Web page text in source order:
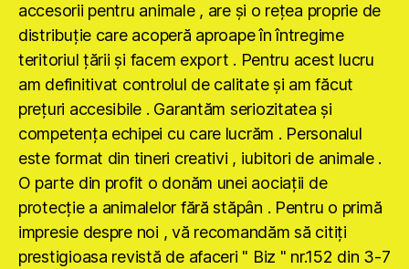
accesorii pentru animale , are şi o reţea proprie de
distribuţie care acoperă aproape în întregime
teritoriul ţării şi facem export . Pentru acest lucru
am definitivat controlul de calitate şi am făcut
preţuri accesibile . Garantăm seriozitatea şi
competenţa echipei cu care lucrăm . Personalul
este format din tineri creativi , iubitori de animale .
O parte din profit o donăm unei aociaţii de
protecţie a animalelor fără stăpân . Pentru o primă
impresie despre noi , vă recomandăm să citiţi
prestigioasa revistă de afaceri " Biz " nr.152 din 3-7